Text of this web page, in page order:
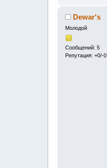
Dewar's
Молодой
Сообщений: 5
Репутация: +0/-0